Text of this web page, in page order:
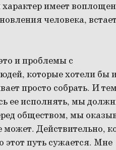
имеет
человека,
и проблемы с
которые хотели бы
просто собрать. И
ее исполнять, мы
обществом, мы
Действительно,
этот путь сужается. Мне